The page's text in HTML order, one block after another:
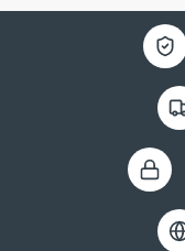
Politique de confidentialité